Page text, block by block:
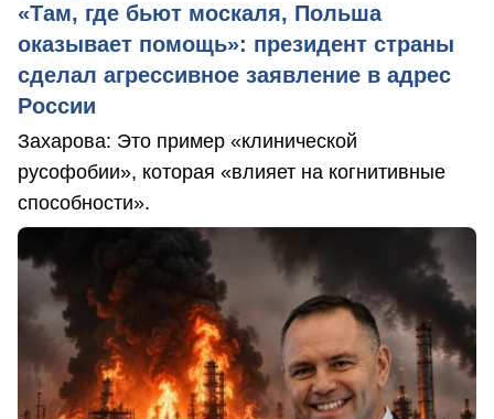
«Там, где бьют москаля, Польша
оказывает помощь»: президент страны
сделал агрессивное заявление в адрес
России
Захарова: Это пример «клинической
русофобии», которая «влияет на когнитивные
способности».